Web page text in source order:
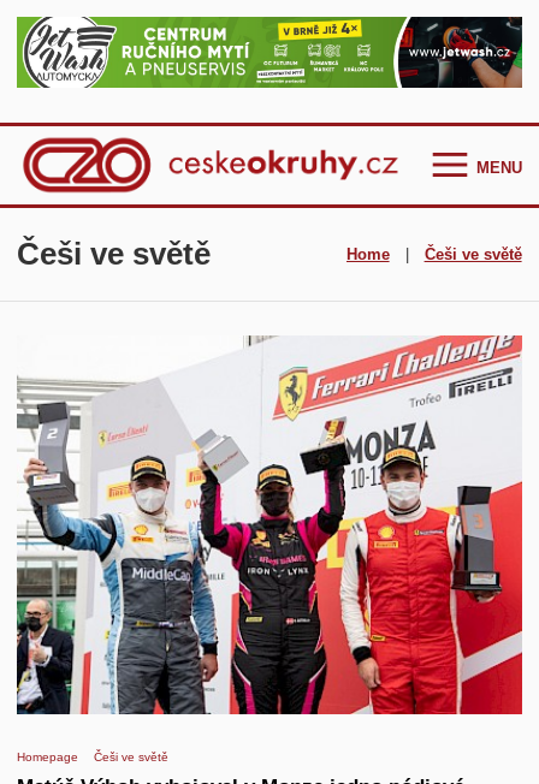
MENU
Češi ve světě
F4 CEZ
Clio Cup Bohemia
Ostatní
Historie
Kontakt
Češi ve světě Home | Češi ve světě
Homepage Češi ve světě